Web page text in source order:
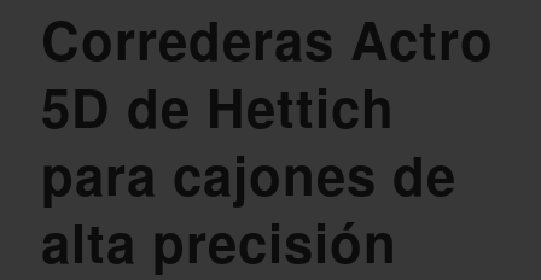
Correderas Actro
5D de Hettich
para cajones de
alta precisión